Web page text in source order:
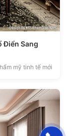
Điển Sang
mỹ tinh tế mới